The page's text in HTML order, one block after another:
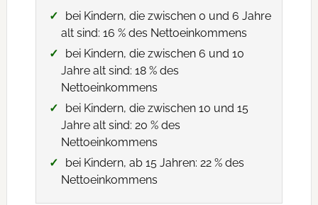
bei Kindern, die zwischen 0 und 6 Jahre
alt sind: 16 % des Nettoeinkommens
bei Kindern, die zwischen 6 und 10
Jahre alt sind: 18 % des
Nettoeinkommens
bei Kindern, die zwischen 10 und 15
Jahre alt sind: 20 % des
Nettoeinkommens
bei Kindern, ab 15 Jahren: 22 % des
Nettoeinkommens